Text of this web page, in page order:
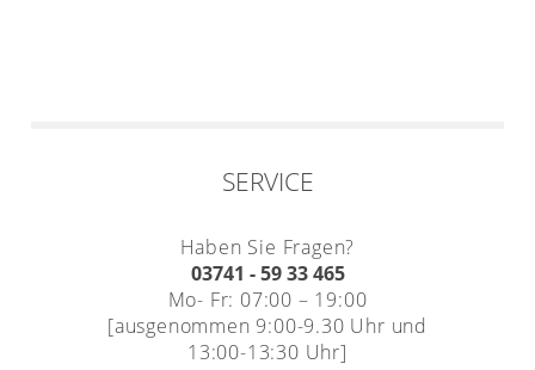
SERVICE
Haben Sie Fragen?
03741 - 59 33 465
Mo- Fr: 07:00 – 19:00
[ausgenommen 9:00-9.30 Uhr und
13:00-13:30 Uhr]